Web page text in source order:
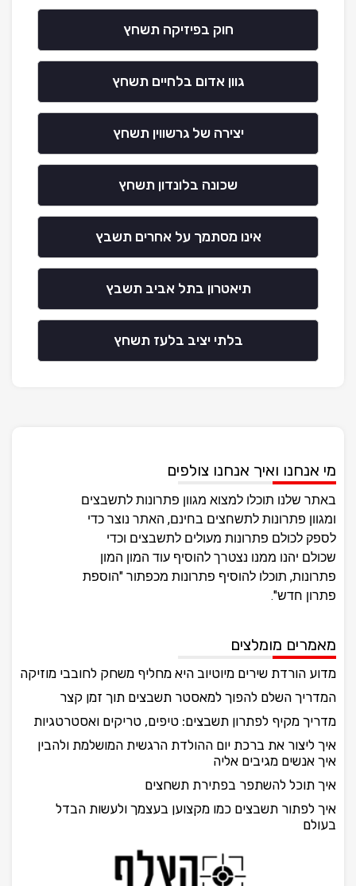
חוק בפיזיקה תשחץ
גוון אדום בלחיים תשחץ
יצירה של גרשווין תשחץ
שכונה בלונדון תשחץ
אינו מסתמך על אחרים תשבץ
תיאטרון בתל אביב תשבץ
בלתי יציב בלעז תשחץ
מי אנחנו ואיך אנחנו צולפים
באתר שלנו תוכלו למצוא מגוון פתרונות לתשבצים
ומגוון פתרונות לתשחצים בחינם, האתר נוצר כדי
לספק לכולם פתרונות מעולים לתשבצים וכדי
שכולם יהנו ממנו נצטרך להוסיף עוד המון המון
פתרונות, תוכלו להוסיף פתרונות מכפתור "הוספת
פתרון חדש".
מאמרים מומלצים
מדוע הורדת שירים מיוטיוב היא מחליף משחק לחובבי מוזיקה
המדריך השלם להפוך למאסטר תשבצים תוך זמן קצר
מדריך מקיף לפתרון תשבצים: טיפים, טריקים ואסטרטגיות
איך ליצור את ברכת יום ההולדת הרגשית המושלמת ולהבין
איך אנשים מגיבים אליה
איך תוכל להשתפר בפתירת תשחצים
איך לפתור תשבצים כמו מקצוען בעצמך ולעשות הבדל
בעולם